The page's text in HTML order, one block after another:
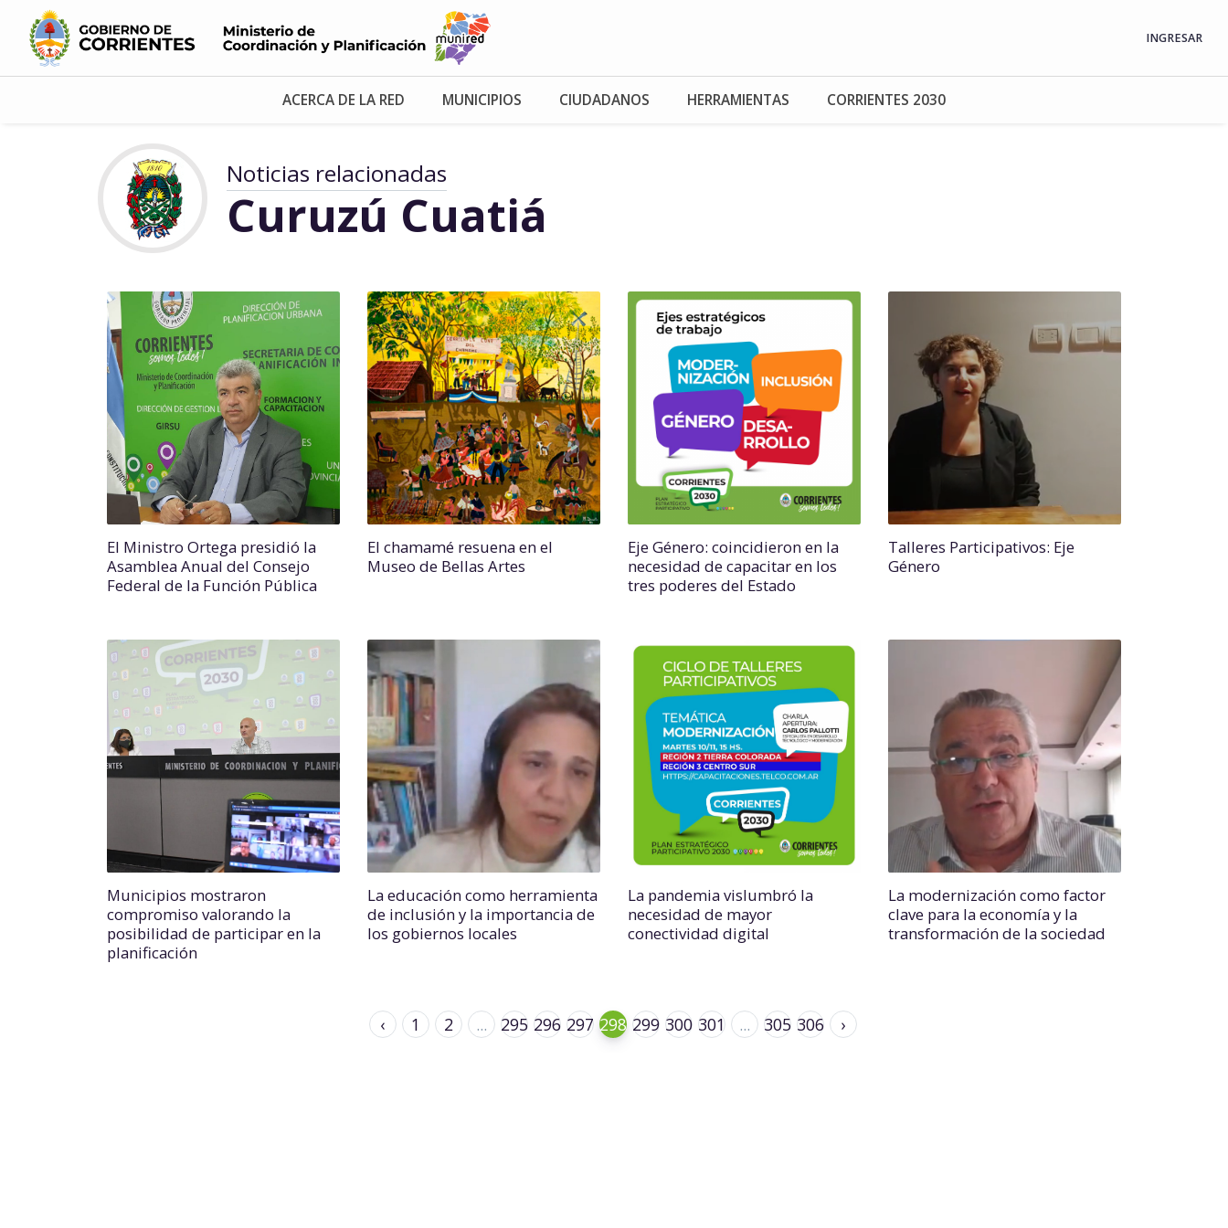
INGRESAR
ACERCA DE LA RED MUNICIPIOS CIUDADANOS HERRAMIENTAS CORRIENTES 2030
Noticias relacionadas
Curuzú Cuatiá
El Ministro Ortega presidió la
Asamblea Anual del Consejo
Federal de la Función Pública
El chamamé resuena en el
Museo de Bellas Artes
Eje Género: coincidieron en la
necesidad de capacitar en los
tres poderes del Estado
Talleres Participativos: Eje
Género
Municipios mostraron
compromiso valorando la
posibilidad de participar en la
planificación
La educación como herramienta
de inclusión y la importancia de
los gobiernos locales
La pandemia vislumbró la
necesidad de mayor
conectividad digital
La modernización como factor
clave para la economía y la
transformación de la sociedad
‹ 1 2 ... 295 296 297 298 299 300 301 ... 305 306 ›